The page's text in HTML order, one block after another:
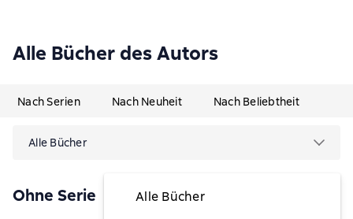
Alle Bücher des Autors
Nach Serien Nach Neuheit Nach Beliebtheit
Alle Bücher
Alle Bücher
Ohne Serie